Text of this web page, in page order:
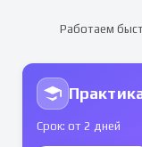
Работаем
Срок: от 2 дней